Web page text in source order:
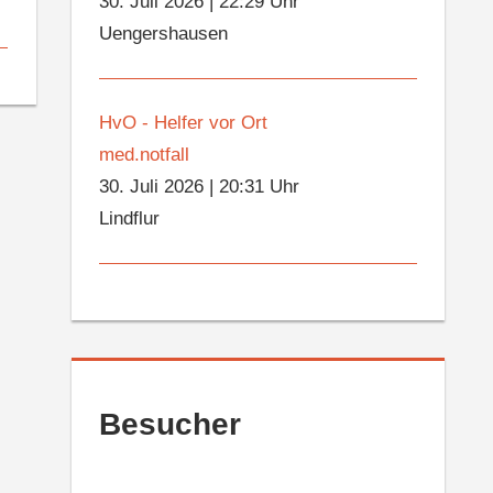
Uengershausen
HvO - Helfer vor Ort
med.notfall
30. Juli 2026 |20:31 Uhr
Lindflur
Besucher